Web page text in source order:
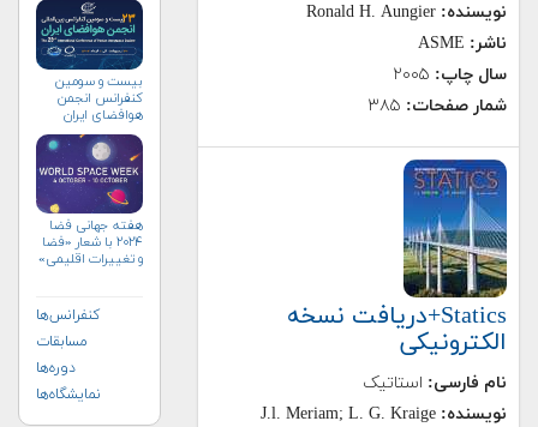
نویسنده: Ronald H. Aungier
ناشر: ASME
سال چاپ: ۲۰۰۵
شمار صفحات: ۳۸۵
Statics+دریافت نسخه
الکترونیکی
نام فارسی: استاتیک
نویسنده: J.l. Meriam; L. G. Kraige
بیست و سومین
کنفرانس انجمن
هوافضای ايران
هفته جهانی فضا
۲۰۲۴ با شعار «فضا
و تغییرات اقلیمی»
کنفرانس‌ها
مسابقات
دوره‌ها
نمایشگاه‌ها